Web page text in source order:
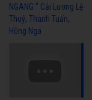
NGANG " Cải Lương Lệ
Thuỷ, Thanh Tuấn,
Hồng Nga